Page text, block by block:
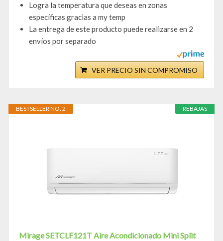
Logra la temperatura que deseas en zonas
específicas gracias a my temp
La entrega de este producto puede realizarse en 2
envíos por separado
VER PRECIO SIN COMPROMISO
REBAJAS
BESTSELLER NO. 2
Mirage SETCLF121T Aire Acondicionado Mini Split